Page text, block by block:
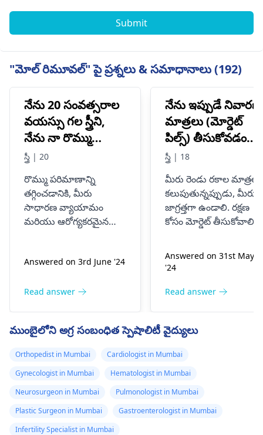
Submit
"మోల్ రిమూవల్" పై ప్రశ్నలు & సమాధానాలు (192)
నేను 20 సంవత్సరాల
వయస్సు గల స్త్రీని,
నేను నా రొమ్ము
పరిమాణాన్ని
నేను నా రొమ్ము
పరిమాణాన్ని ఎలా
తగ్గించగలను,
మరియు కొన్ని
మాత్రలను
స్త్రీ | 20
రొమ్ము పరిమాణాన్ని
తగ్గించడానికి, మీరు
సాధారణ వ్యాయామం
మరియు ఆరోగ్యకరమైన
రొమ్ము తగ్గింపు కోసం
a ని సంప్రదించడం
ఎంపికలపై ఎవరు మీకు
మార్గనిర్దేశం చేయగలరు. మీ
కోసం ఉత్తమ పరిష్కారాన్ని
చర్చించడానికి దయచేసి
నిపుణుడిని సందర్శించండి.
Answered on 3rd June '24
Read answer
నేను ఇప్పుడే నివారణ
మాత్రలు (మోర్డెట్
పిల్స్) తీసుకోవడం
ప్రారంభించాను
మరియు నేను స్లిమ్జ్
కట్ (బరువు తగ్గించే
మాత్రలు) తీసుకోవడం
స్త్రీ | 18
మీరు రెండు రకాల మాత్రలు
కలుపుతున్నప్పుడు, మీరు
జాగ్రత్తగా ఉండాలి. రక్షణ
కోసం మోర్డెట్ తీసుకోవాలి
పౌండ్లను తగ్గించడానికి స్లిమ్జ్
కట్ తీసుకోవాలి. వాటిని
ప్రమాదకరం. అవగాహన
పరస్పర చర్యల కారణంగా
దుష్ప్రభావాలు ఉండవచ్చు.
తీసుకునే ముందు మీరు
ఆరోగ్య సంరక్షణ ప్రదాతతో
మాట్లాడాలని సిఫార్సు
చేయబడింది.
Answered on 31st May
'24
Read answer
ముంబైలోని అగ్ర సంబంధిత స్పెషాలిటీ వైద్యులు
Orthopedist in Mumbai
Cardiologist in Mumbai
Gynecologist in Mumbai
Hematologist in Mumbai
Neurosurgeon in Mumbai
Pulmonologist in Mumbai
Plastic Surgeon in Mumbai
Gastroenterologist in Mumbai
Infertility Specialist in Mumbai